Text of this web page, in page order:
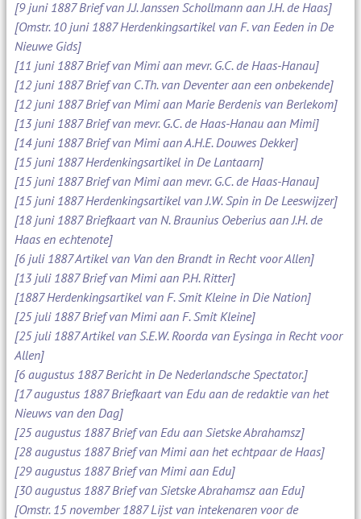
[9 juni 1887 Brief van J.J. Janssen Schollmann aan J.H. de Haas]
[Omstr. 10 juni 1887 Herdenkingsartikel van F. van Eeden in De
Nieuwe Gids]
[11 juni 1887 Brief van Mimi aan mevr. G.C. de Haas-Hanau]
[12 juni 1887 Brief van C.Th. van Deventer aan een onbekende]
[12 juni 1887 Brief van Mimi aan Marie Berdenis van Berlekom]
[13 juni 1887 Brief van mevr. G.C. de Haas-Hanau aan Mimi]
[14 juni 1887 Brief van Mimi aan A.H.E. Douwes Dekker]
[15 juni 1887 Herdenkingsartikel in De Lantaarn]
[15 juni 1887 Brief van Mimi aan mevr. G.C. de Haas-Hanau]
[15 juni 1887 Herdenkingsartikel van J.W. Spin in De Leeswijzer]
[18 juni 1887 Briefkaart van N. Braunius Oeberius aan J.H. de
Haas en echtenote]
[6 juli 1887 Artikel van Van den Brandt in Recht voor Allen]
[13 juli 1887 Brief van Mimi aan P.H. Ritter]
[1887 Herdenkingsartikel van F. Smit Kleine in Die Nation]
[25 juli 1887 Brief van Mimi aan F. Smit Kleine]
[25 juli 1887 Artikel van S.E.W. Roorda van Eysinga in Recht voor
Allen]
[6 augustus 1887 Bericht in De Nederlandsche Spectator.]
[17 augustus 1887 Briefkaart van Edu aan de redaktie van het
Nieuws van den Dag]
[25 augustus 1887 Brief van Edu aan Sietske Abrahamsz]
[28 augustus 1887 Brief van Mimi aan het echtpaar de Haas]
[29 augustus 1887 Brief van Mimi aan Edu]
[30 augustus 1887 Brief van Sietske Abrahamsz aan Edu]
[Omstr. 15 november 1887 Lijst van intekenaren voor de